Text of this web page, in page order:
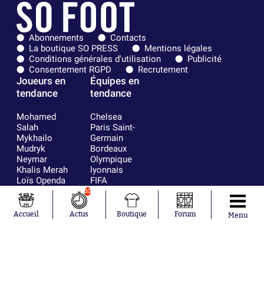
Abonnements
Contacts
La boutique SO PRESS
Mentions légales
Conditions générales d'utilisation
Publicité
Consentement RGPD
Recrutement
Joueurs en
tendance
Mohamed
Salah
Mykhailo
Mudryk
Neymar
Khalis Merah
Loïs Openda
Moussa
Niakhaté
Nicolás
Équipes en
tendance
Chelsea
Paris Saint-
Germain
Bordeaux
Olympique
lyonnais
FIFA
Real Madrid
RC Strasbourg
AC Milan
Accueil
10
Actus Boutique Forum Menu